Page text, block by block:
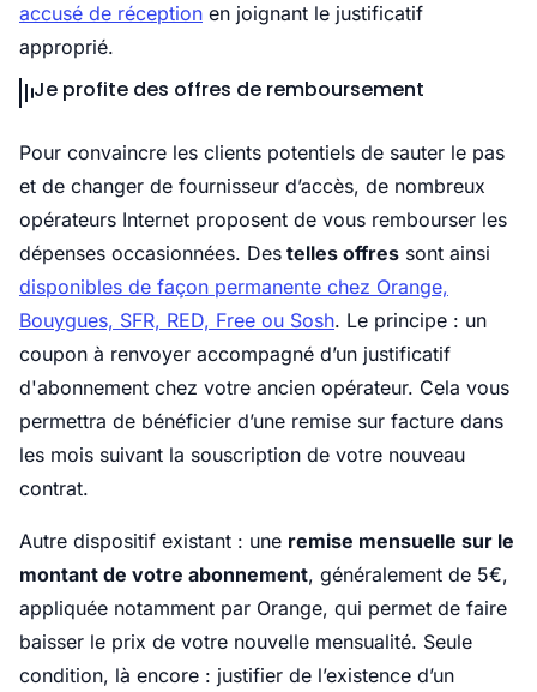
accusé de réception en joignant le justificatif
approprié.
Je profite des offres de remboursement
Pour convaincre les clients potentiels de sauter le pas
et de changer de fournisseur d’accès, de nombreux
opérateurs Internet proposent de vous rembourser les
dépenses occasionnées. Des telles offres sont ainsi
disponibles de façon permanente chez Orange,
Bouygues, SFR, RED, Free ou Sosh. Le principe : un
coupon à renvoyer accompagné d’un justificatif
d'abonnement chez votre ancien opérateur. Cela vous
permettra de bénéficier d’une remise sur facture dans
les mois suivant la souscription de votre nouveau
contrat.
Autre dispositif existant : une remise mensuelle sur le
montant de votre abonnement, généralement de 5€,
appliquée notamment par Orange, qui permet de faire
baisser le prix de votre nouvelle mensualité. Seule
condition, là encore : justifier de l’existence d’un